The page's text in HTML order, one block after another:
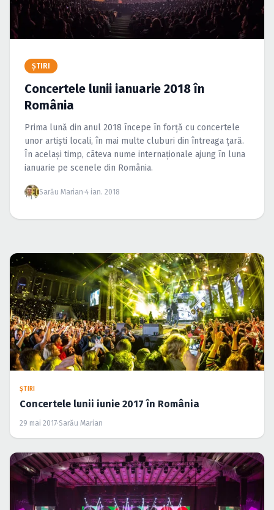
Caută în site...
ŞTIRI
Concertele lunii ianuarie 2018 în
România
Prima lună din anul 2018 începe în forţă cu concertele
unor artişti locali, în mai multe cluburi din întreaga ţară.
În acelaşi timp, câteva nume internaţionale ajung în luna
ianuarie pe scenele din România.
Sarău Marian·4 ian. 2018
ŞTIRI
Concertele lunii iunie 2017 în România
29 mai 2017·Sarău Marian